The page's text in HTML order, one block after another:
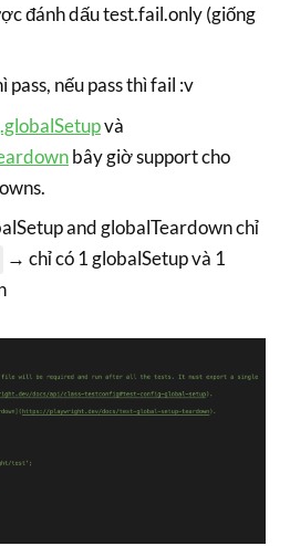
đánh dấu test.fail.only (giống
pass, nếu pass thì fail :v
và
bây giờ support cho
and globalTeardown chỉ
→ chỉ có 1 globalSetup và 1